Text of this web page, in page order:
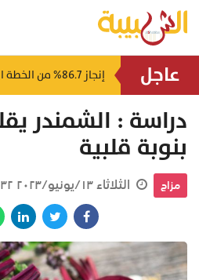
عاجل منذ ساعة
دراسة : الشمندر
بنوبة قلبية
مزاج الثلاثاء ١٣/يونيو/٢٠٢٣ ١٣:٣٢ م